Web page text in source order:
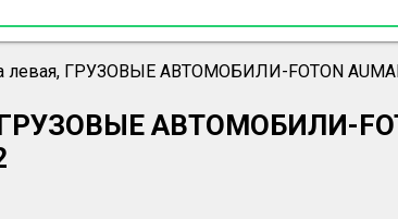
левая, ГРУЗОВЫЕ АВТОМОБИЛИ-FOTON
АВТОМОБИЛИ-